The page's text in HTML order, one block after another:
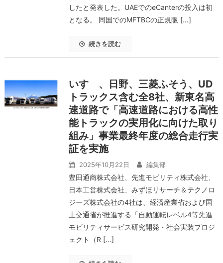
したと発表した。UAEでのeCanterの投入は初
となる。 同国でのMFTBCの正規販 […]
続きを読む
いすゞ、日野、三菱ふそう、UD
トラックス含む全8社、新東名高
速道路で「高速道路における高性
能トラックの実用化に向けた取り
組み」事業最終年度の総合走行実
証を実施
2025年10月22日 編集部
豊田通商株式会社、先進モビリティ株式会社、
日本工営株式会社、みずほリサーチ＆テクノロ
ジーズ株式会社の4社は、経済産業省および国
土交通省が推進する「自動運転レベル4等先進
モビリティサービス研究開発・社会実装プロジ
ェクト（R […]